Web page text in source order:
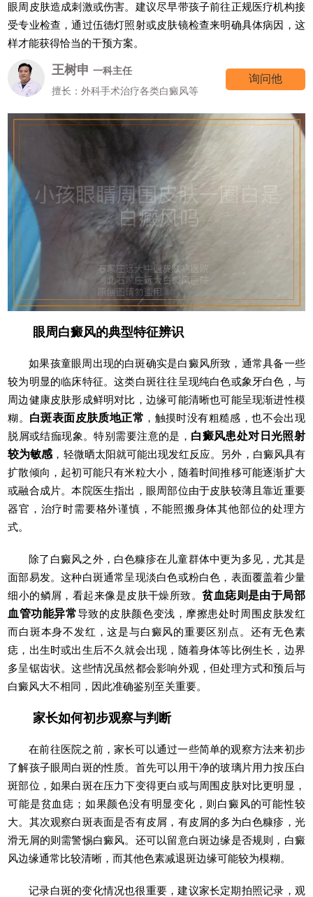
眼周皮肤造成刺激或伤害。建议尽早带孩子前往正规医疗机构接
受专业检查，通过伍德灯照射或皮肤镜检查来明确具体病因，这
样才能获得恰当的干预方案。
王树申 一科主任
擅长：外科手术治疗各类白癜风等
询问他
眼周白癜风的典型特征辨识
如果孩童眼周出现的白斑确实是白癜风所致，通常具备一些
较为明显的临床特征。这类白斑往往呈现纯白色或象牙白色，与
周边健康皮肤形成鲜明对比，边缘可能清晰也可能呈现渐进性模
糊。 白斑表面皮肤质地正常 ，触摸时没有粗糙感，也不会出现
脱屑或结痂现象。特别需要注意的是， 白癜风患处对日光照射
较为敏感 ，轻微晒太阳就可能出现发红反应。另外，白癜风具有
扩散倾向，起初可能只有米粒大小，随着时间推移可能逐渐扩大
或融合成片。本院医生指出，眼周部位由于皮肤较薄且靠近重要
器官，治疗时需要格外谨慎，不能照搬身体其他部位的处理方
式。
除了白癜风之外，白色糠疹在儿童群体中更为多见，尤其是
面部易发。这种白斑通常呈现淡白色或粉白色，表面覆盖着少量
细小的鳞屑，看起来像是皮肤干燥所致。贫血痣则是由于局部
血管功能异常导致的皮肤颜色变浅，摩擦患处时周围皮肤发红
而白斑本身不发红，这是与白癜风的重要区别点。还有无色素
痣，出生时或出生后不久就会出现，随着身体等比例生长，边界
多呈锯齿状。这些情况虽然都会影响外观，但处理方式和预后与
白癜风大不相同，因此准确鉴别至关重要。
家长如何初步观察与判断
在前往医院之前，家长可以通过一些简单的观察方法来初步
了解孩子眼周白斑的性质。首先可以用干净的玻璃片用力按压白
斑部位，如果白斑在压力下变得更白或与周围皮肤对比更明显，
可能是贫血痣；如果颜色没有明显变化，则白癜风的可能性较
大。其次观察白斑表面是否有皮屑，有皮屑的多为白色糠疹，光
滑无屑的则需警惕白癜风。还可以留意白斑边缘是否规则，白癜
风边缘通常比较清晰，而其他色素减退斑边缘可能较为模糊。
记录白斑的变化情况也很重要，建议家长定期拍照记录，观